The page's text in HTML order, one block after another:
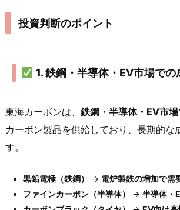
投資判断のポイント
1. 鉄鋼・半導体・EV市場での
東海カーボンは、 鉄鋼・半導体・EV市
カーボン製品を供給しており、長期的な
す。
黒鉛電極（鉄鋼） → 電炉製鉄の増加で需
ファインカーボン（半導体）
→ 半導体・